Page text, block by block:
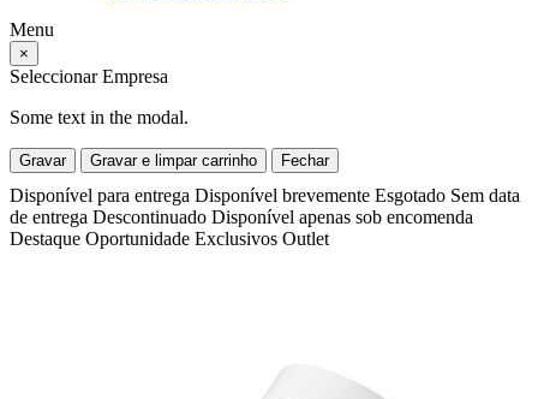
Menu
×
Seleccionar Empresa
Some text in the modal.
Gravar Gravar e limpar carrinho Fechar
Disponível para entrega Disponível brevemente Esgotado Sem data
de entrega Descontinuado Disponível apenas sob encomenda
Destaque Oportunidade Exclusivos Outlet